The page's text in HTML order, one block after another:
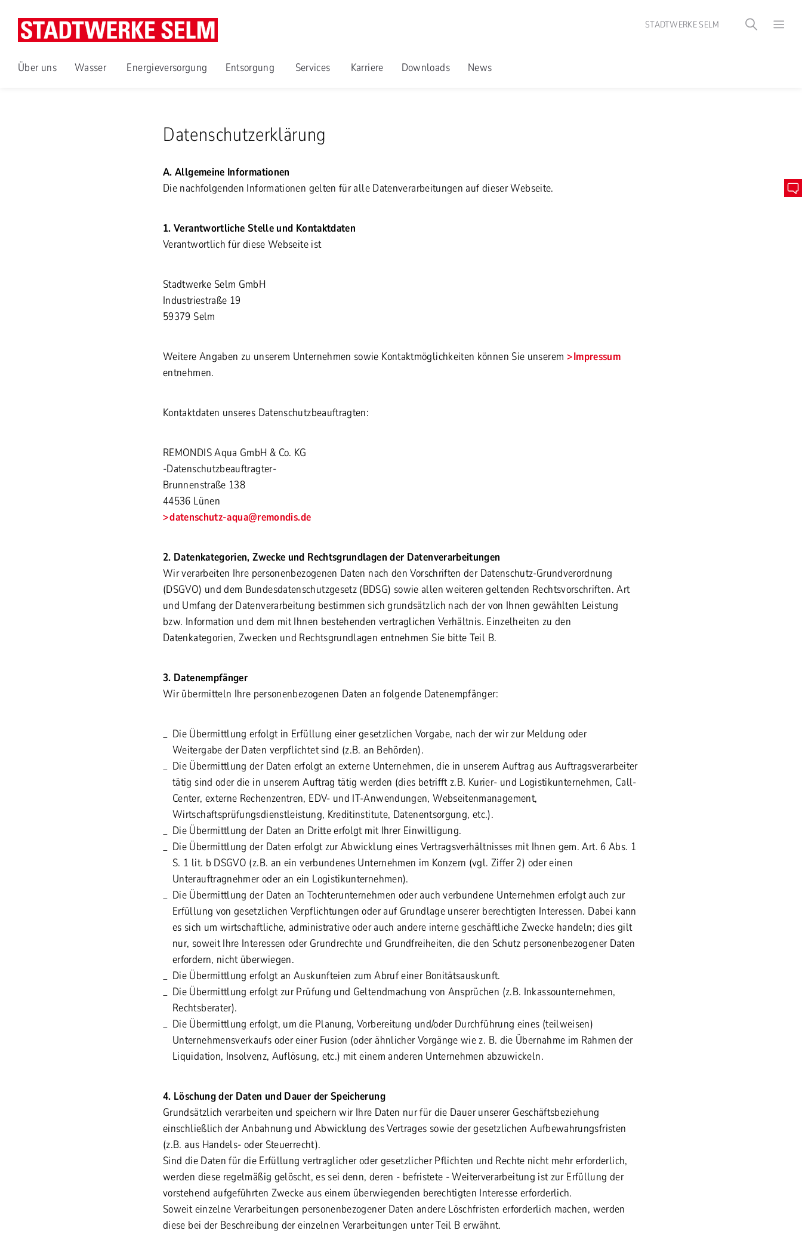
STADTWERKE SELM
Über uns Wasser Energieversorgung Entsorgung Services Karriere Downloads News
Datenschutzerklärung
A. Allgemeine Informationen
Die nachfolgenden Informationen gelten für alle Datenverarbeitungen auf dieser Webseite.
1. Verantwortliche Stelle und Kontaktdaten
Verantwortlich für diese Webseite ist
Stadtwerke Selm GmbH
Industriestraße 19
59379 Selm
Weitere Angaben zu unserem Unternehmen sowie Kontaktmöglichkeiten können Sie unserem
Impressum
entnehmen.
Kontaktdaten unseres Datenschutzbeauftragten:
REMONDIS Aqua GmbH & Co. KG
-Datenschutzbeauftragter-
Brunnenstraße 138
44536 Lünen
datenschutz-aqua@remondis.de
2. Datenkategorien, Zwecke und Rechtsgrundlagen der Datenverarbeitungen
Wir verarbeiten Ihre personenbezogenen Daten nach den Vorschriften der Datenschutz-Grundverordnung
(DSGVO) und dem Bundesdatenschutzgesetz (BDSG) sowie allen weiteren geltenden Rechtsvorschriften. Art
und Umfang der Datenverarbeitung bestimmen sich grundsätzlich nach der von Ihnen gewählten Leistung
bzw. Information und dem mit Ihnen bestehenden vertraglichen Verhältnis. Einzelheiten zu den
Datenkategorien, Zwecken und Rechtsgrundlagen entnehmen Sie bitte Teil B.
3. Datenempfänger
Wir übermitteln Ihre personenbezogenen Daten an folgende Datenempfänger:
Die Übermittlung erfolgt in Erfüllung einer gesetzlichen Vorgabe, nach der wir zur Meldung oder
Weitergabe der Daten verpflichtet sind (z.B. an Behörden).
Die Übermittlung der Daten erfolgt an externe Unternehmen, die in unserem Auftrag aus Auftragsverarbeiter
tätig sind oder die in unserem Auftrag tätig werden (dies betrifft z.B. Kurier- und Logistikunternehmen, Call-
Center, externe Rechenzentren, EDV- und IT-Anwendungen, Webseitenmanagement,
Wirtschaftsprüfungsdienstleistung, Kreditinstitute, Datenentsorgung, etc.).
Die Übermittlung der Daten an Dritte erfolgt mit Ihrer Einwilligung.
Die Übermittlung der Daten erfolgt zur Abwicklung eines Vertragsverhältnisses mit Ihnen gem. Art. 6 Abs. 1
S. 1 lit. b DSGVO (z.B. an ein verbundenes Unternehmen im Konzern (vgl. Ziffer 2) oder einen
Unterauftragnehmer oder an ein Logistikunternehmen).
Die Übermittlung der Daten an Tochterunternehmen oder auch verbundene Unternehmen erfolgt auch zur
Erfüllung von gesetzlichen Verpflichtungen oder auf Grundlage unserer berechtigten Interessen. Dabei kann
es sich um wirtschaftliche, administrative oder auch andere interne geschäftliche Zwecke handeln; dies gilt
nur, soweit Ihre Interessen oder Grundrechte und Grundfreiheiten, die den Schutz personenbezogener Daten
erfordern, nicht überwiegen.
Die Übermittlung erfolgt an Auskunfteien zum Abruf einer Bonitätsauskunft.
Die Übermittlung erfolgt zur Prüfung und Geltendmachung von Ansprüchen (z.B. Inkassounternehmen,
Rechtsberater).
Die Übermittlung erfolgt, um die Planung, Vorbereitung und/oder Durchführung eines (teilweisen)
Unternehmensverkaufs oder einer Fusion (oder ähnlicher Vorgänge wie z. B. die Übernahme im Rahmen der
Liquidation, Insolvenz, Auflösung, etc.) mit einem anderen Unternehmen abzuwickeln.
4. Löschung der Daten und Dauer der Speicherung
Grundsätzlich verarbeiten und speichern wir Ihre Daten nur für die Dauer unserer Geschäftsbeziehung
einschließlich der Anbahnung und Abwicklung des Vertrages sowie der gesetzlichen Aufbewahrungsfristen
(z.B. aus Handels- oder Steuerrecht).
Sind die Daten für die Erfüllung vertraglicher oder gesetzlicher Pflichten und Rechte nicht mehr erforderlich,
werden diese regelmäßig gelöscht, es sei denn, deren - befristete - Weiterverarbeitung ist zur Erfüllung der
vorstehend aufgeführten Zwecke aus einem überwiegenden berechtigten Interesse erforderlich.
Soweit einzelne Verarbeitungen personenbezogener Daten andere Löschfristen erforderlich machen, werden
diese bei der Beschreibung der einzelnen Verarbeitungen unter Teil B erwähnt.